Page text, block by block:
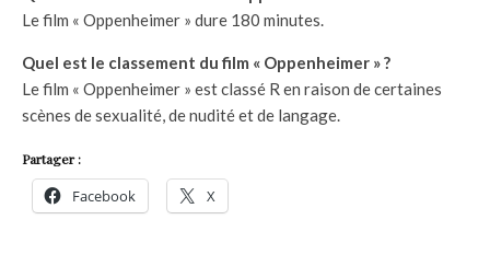
Le film « Oppenheimer » dure 180 minutes.
Quel est le classement du film « Oppenheimer » ?
Le film « Oppenheimer » est classé R en raison de certaines
scènes de sexualité, de nudité et de langage.
Partager :
Facebook X